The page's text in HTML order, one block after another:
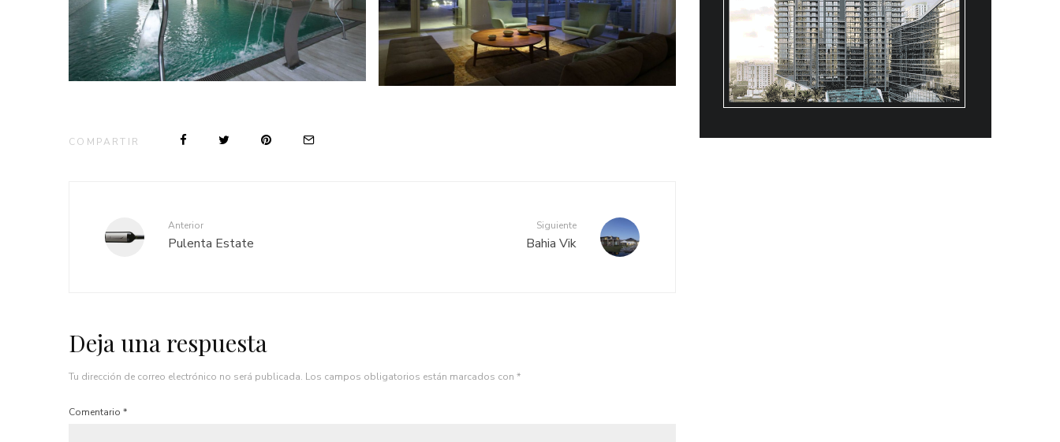
COMPARTIR
Anterior
Pulenta Estate
Siguiente
Bahia Vik
Deja una respuesta
Tu dirección de correo electrónico no será publicada. Los campos obligatorios están marcados con *
Comentario *